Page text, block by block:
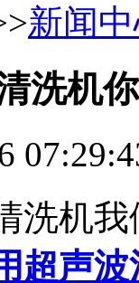
新闻
洗机
机我
超声